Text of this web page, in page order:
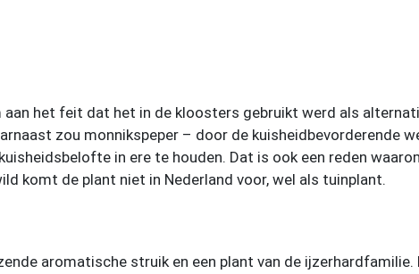
het feit dat het in de kloosters gebruikt werd als
zou monnikspeper – door de kuisheidbevorderende
in ere te houden. Dat is ook een reden
komt de plant niet in Nederland voor, wel als tuinplant.
aromatische struik en een plant van de ijzerhardfamilie.